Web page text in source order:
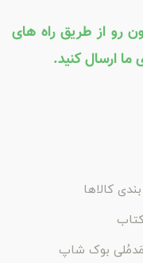
رو از طریق راه های
ما ارسال کنید.
کالاها
بوک شاپ